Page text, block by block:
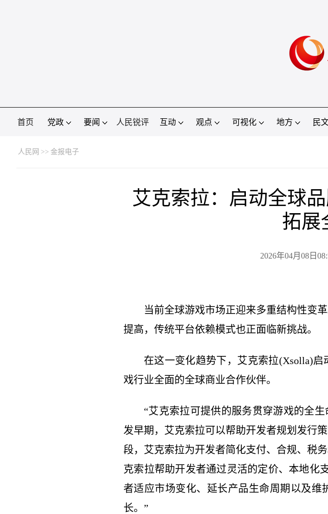
首页 党政 要闻 人民锐评 互动 观点 可视化 地方 民
人民网 >> 金报电子
艾克索拉：启动全球
拓展
2026年04月08日
当前全球游戏市场正迎来多重结构性变
提高，传统平台依赖模式也正面临新挑战。
在这一变化趋势下，艾克索拉(Xsolla)
戏行业全面的全球商业合作伙伴。
“艾克索拉可提供的服务贯穿游戏的全
发早期，艾克索拉可以帮助开发者规划发行
段，艾克索拉为开发者简化支付、合规、税
克索拉帮助开发者通过灵活的定价、本地化
者适应市场变化、延长产品生命周期以及
长。”